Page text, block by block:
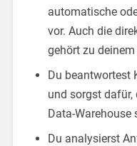
automatische
vor. Auch die
gehört zu
Du beantwortest
und sorgst dafür,
Data-Warehouse
Du analysierst